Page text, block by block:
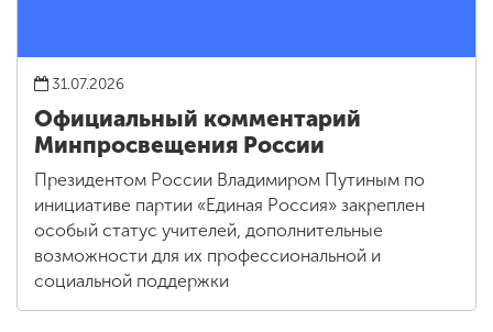
31.07.2026
Официальный комментарий
Минпросвещения России
Президентом России Владимиром Путиным по
инициативе партии «Единая Россия» закреплен
особый статус учителей, дополнительные
возможности для их профессиональной и
социальной поддержки